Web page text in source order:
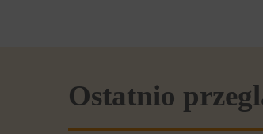
Ostatnio